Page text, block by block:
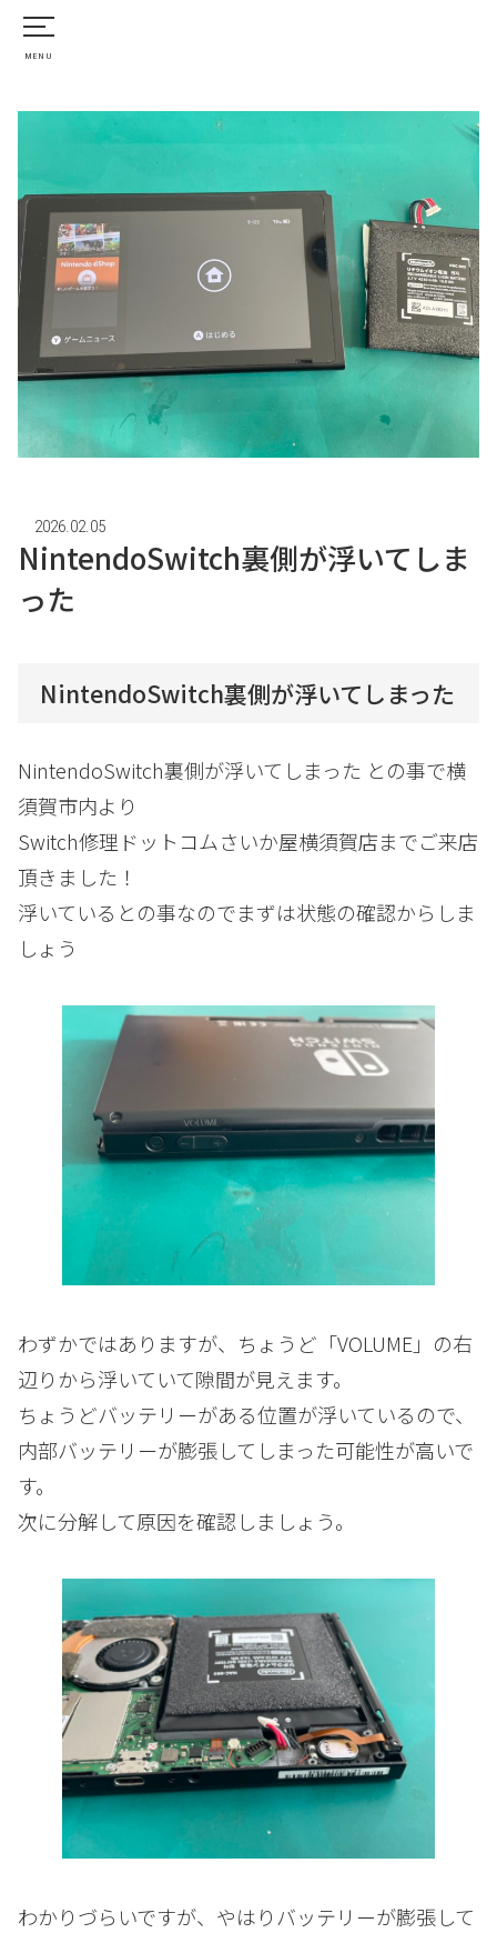
2026.02.05
NintendoSwitch裏側が浮いてしま
った
NintendoSwitch裏側が浮いてしまった
NintendoSwitch裏側が浮いてしまった との事で横
須賀市内より
Switch修理ドットコムさいか屋横須賀店までご来店
頂きました！
浮いているとの事なのでまずは状態の確認からしま
しょう
わずかではありますが、ちょうど「VOLUME」の右
辺りから浮いていて隙間が見えます。
ちょうどバッテリーがある位置が浮いているので、
内部バッテリーが膨張してしまった可能性が高いで
す。
次に分解して原因を確認しましょう。
わかりづらいですが、やはりバッテリーが膨張して